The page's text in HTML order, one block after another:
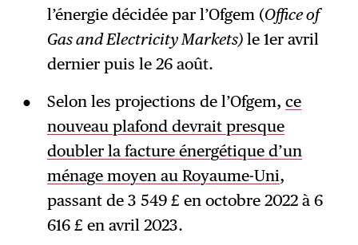
l’énergie décidée par l’Ofgem (Office of
Gas and Electricity Markets)le 1er avril
dernier puis le 26 août.
Selon les projections de l’Ofgem, ce
nouveau plafond devrait presque
doubler la facture énergétique d’un
ménage moyen au Royaume-Uni,
passant de 3 549 £ en octobre 2022 à 6
616 £ en avril 2023.